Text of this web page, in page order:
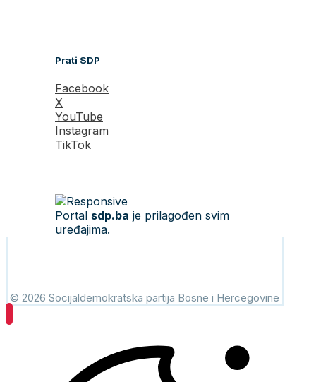
Prati SDP
Facebook
X
YouTube
Instagram
TikTok
Portal sdp.ba je prilagođen svim
uređajima.
© 2026 Socijaldemokratska partija Bosne i Hercegovine